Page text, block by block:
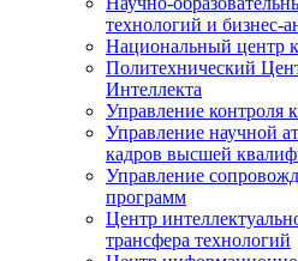
технологий и бизнес-
Национальный центр
Политехнический
Интеллекта
Управление контроля
Управление научной
кадров высшей
Управление
программ
Центр
трансфера технологий